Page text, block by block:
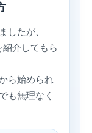
たが、
介してもら
ら始められ
も無理なく